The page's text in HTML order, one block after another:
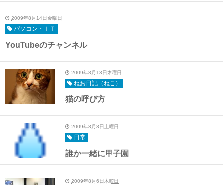
2009年8月14日金曜日
パソコン・ＩＴ
YouTubeのチャンネル
2009年8月13日木曜日
ねお日記（ねこ）
猫の呼び方
2009年8月8日土曜日
日常
誰か一緒に甲子園
2009年8月6日木曜日